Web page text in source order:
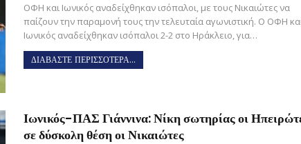
ΟΦΗ και Ιωνικός αναδείχθηκαν ισόπαλοι, με τους Νικαιώτες να
παίζουν την παραμονή τους την τελευταία αγωνιστική. Ο ΟΦΗ
Ιωνικός αναδείχθηκαν ισόπαλοι 2-2 στο Ηράκλειο, για…
ΔΙΑΒΑΣΤΕ ΠΕΡΙΣΣΟΤΕΡΑ...
Ιωνικός-ΠΑΣ Γιάννινα: Νίκη σωτηρίας οι
σε δύσκολη θέση οι Νικαιώτες